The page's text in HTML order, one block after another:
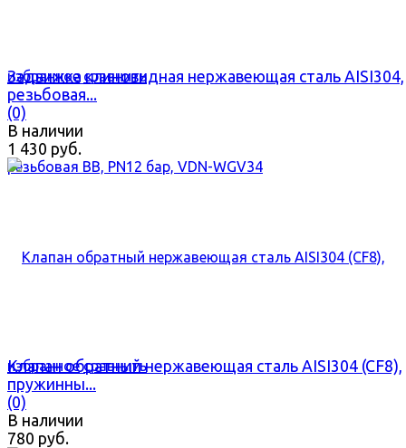
избранное сравнить
избранное сравнить
Задвижка клиновидная нержавеющая сталь AISI304,
резьбовая...
(0)
В наличии
1 430 руб.
Клапан обратный нержавеющая сталь AISI304 (CF8),
пружинны...
(0)
В наличии
780 руб.